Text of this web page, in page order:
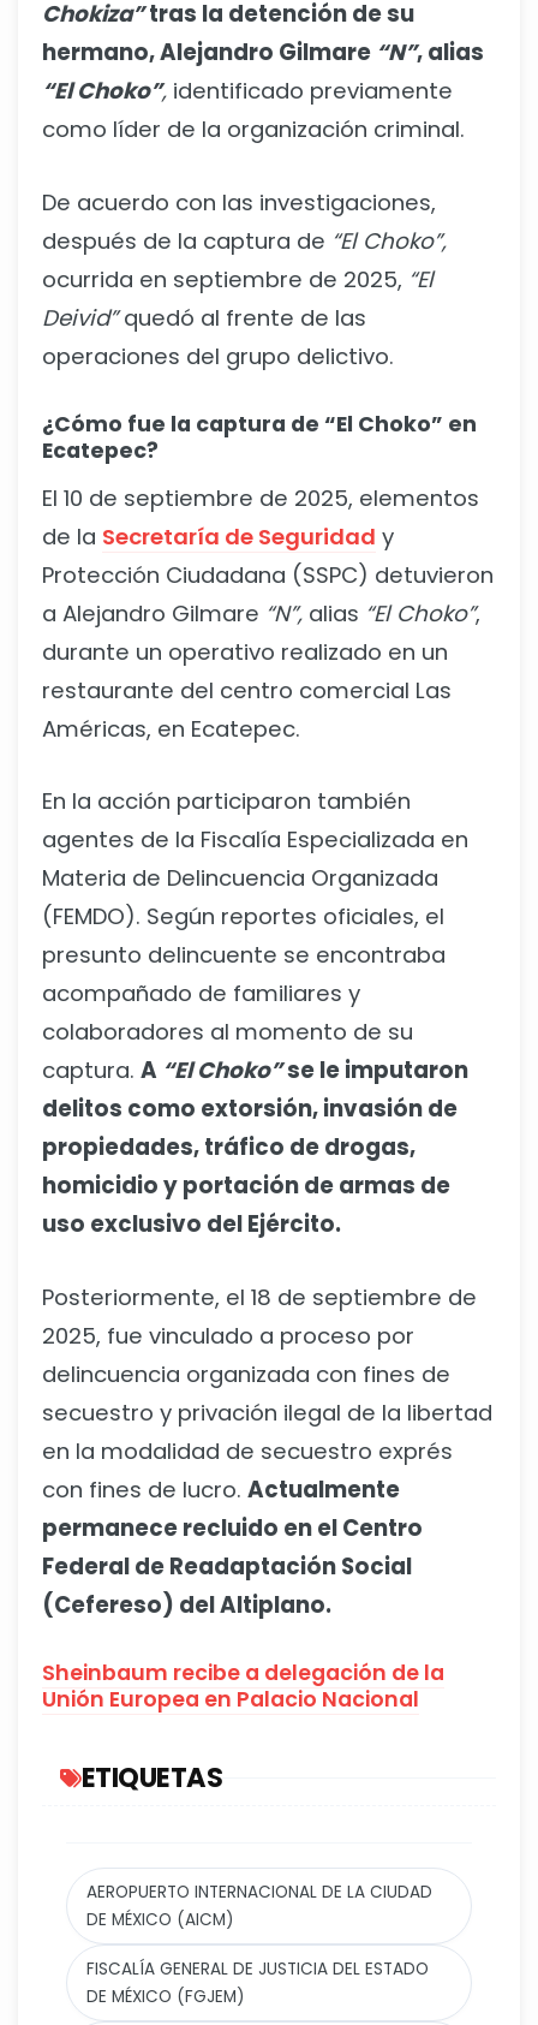
Chokiza”tras la detención de su
hermano, Alejandro Gilmare “N”, alias
“El Choko”, identificado previamente
como líder de la organización criminal.
De acuerdo con las investigaciones,
después de la captura de “El Choko”,
ocurrida en septiembre de 2025, “El
Deivid”quedó al frente de las
operaciones del grupo delictivo.
¿Cómo fue la captura de “El Choko” en
Ecatepec?
El 10 de septiembre de 2025, elementos
de la Secretaría de Seguridad y
Protección Ciudadana (SSPC) detuvieron
a Alejandro Gilmare “N”, alias “El Choko”,
durante un operativo realizado en un
restaurante del centro comercial Las
Américas, en Ecatepec.
En la acción participaron también
agentes de la Fiscalía Especializada en
Materia de Delincuencia Organizada
(FEMDO). Según reportes oficiales, el
presunto delincuente se encontraba
acompañado de familiares y
colaboradores al momento de su
captura. A “El Choko”se le imputaron
delitos como extorsión, invasión de
propiedades, tráfico de drogas,
homicidio y portación de armas de
uso exclusivo del Ejército.
Posteriormente, el 18 de septiembre de
2025, fue vinculado a proceso por
delincuencia organizada con fines de
secuestro y privación ilegal de la libertad
en la modalidad de secuestro exprés
con fines de lucro. Actualmente
permanece recluido en el Centro
Federal de Readaptación Social
(Cefereso) del Altiplano.
Sheinbaum recibe a delegación de la
Unión Europea en Palacio Nacional
ETIQUETAS
AEROPUERTO INTERNACIONAL DE LA CIUDAD
DE MÉXICO (AICM)
FISCALÍA GENERAL DE JUSTICIA DEL ESTADO
DE MÉXICO (FGJEM)